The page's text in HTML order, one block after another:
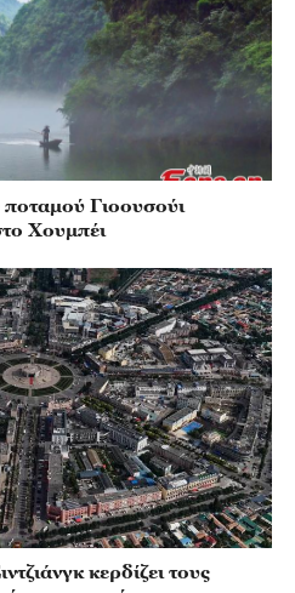
Γιοουσούι
Χουμπέι
κερδίζει τους